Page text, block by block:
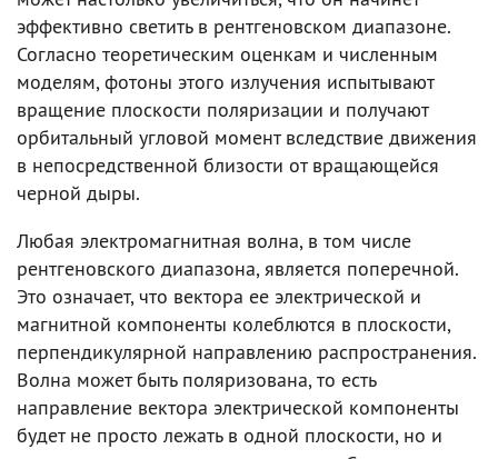
эффективно светить в рентгеновском диапазоне.
Согласно теоретическим оценкам и численным
моделям, фотоны этого излучения испытывают
вращение плоскости поляризации и получают
орбитальный угловой момент вследствие движения
в непосредственной близости от вращающейся
черной дыры.
Любая электромагнитная волна, в том числе
рентгеновского диапазона, является поперечной.
Это означает, что вектора ее электрической и
магнитной компоненты колеблются в плоскости,
перпендикулярной направлению распространения.
Волна может быть поляризована, то есть
направление вектора электрической компоненты
будет не просто лежать в одной плоскости, но и